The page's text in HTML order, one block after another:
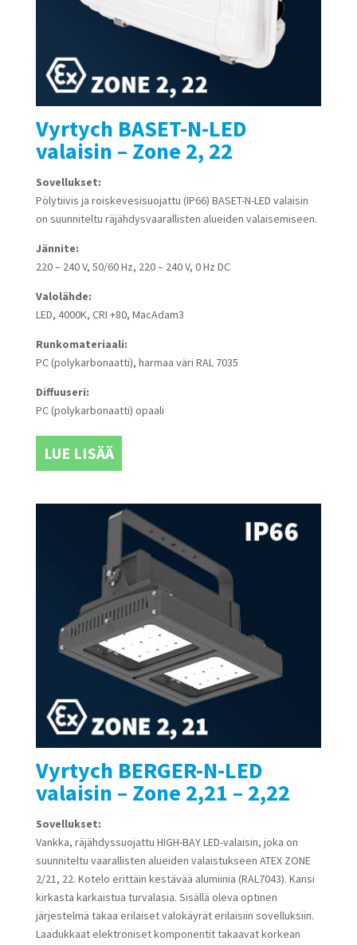
Vyrtych BASET-N-LED
valaisin – Zone 2, 22
Sovellukset:
Pölytiivis ja roiskevesisuojattu (IP66) BASET-N-LED valaisin
on suunniteltu räjähdysvaarallisten alueiden valaisemiseen.
Jännite:
220 – 240 V, 50/60 Hz, 220 – 240 V, 0 Hz DC
Valolähde:
LED, 4000K, CRI +80, MacAdam3
Runkomateriaali:
PC (polykarbonaatti), harmaa väri RAL 7035
Diffuuseri:
PC (polykarbonaatti) opaali
LUE LISÄÄ
Vyrtych BERGER-N-LED
valaisin – Zone 2,21 – 2,22
Sovellukset:
Vankka, räjähdyssuojattu HIGH-BAY LED-valaisin, joka on
suunniteltu vaarallisten alueiden valaistukseen ATEX ZONE
2/21, 22. Kotelo erittäin kestävää alumiinia (RAL7043). Kansi
kirkasta karkaistua turvalasia. Sisällä oleva optinen
järjestelmä takaa erilaiset valokäyrät erilaisiin sovelluksiin.
Laadukkaat elektroniset komponentit takaavat korkean